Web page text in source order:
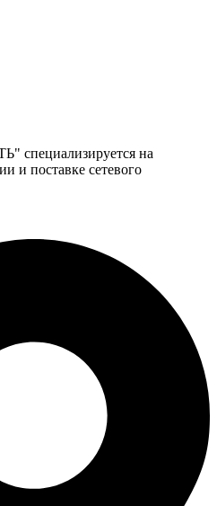
на
и поставке сетевого